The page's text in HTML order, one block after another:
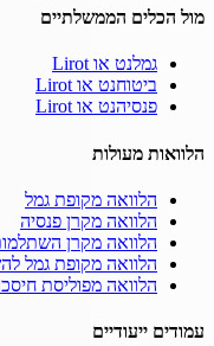
מול הכלים הממשלתיים
גמלנט או Lirot
ביטוחנט או Lirot
פנסיהנט או Lirot
הלוואות מעולות
הלוואה מקופת גמל
הלוואה מקרן פנסיה
הלוואה מקרן
הלוואה מקופת גמל
הלוואה מפוליסת
עמודים ייעודיים